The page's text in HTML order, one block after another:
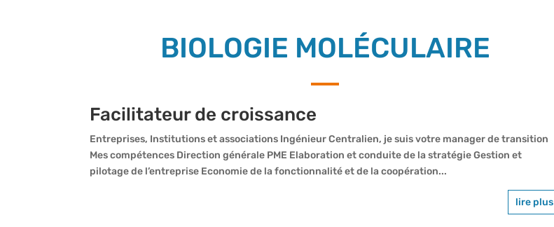
BIOLOGIE MOLÉCULAIRE
Facilitateur de croissance
Entreprises, Institutions et associations Ingénieur Centralien, je suis votre manager de transition
Mes compétences Direction générale PME Elaboration et conduite de la stratégie Gestion et
pilotage de l’entreprise Economie de la fonctionnalité et de la coopération...
lire plus